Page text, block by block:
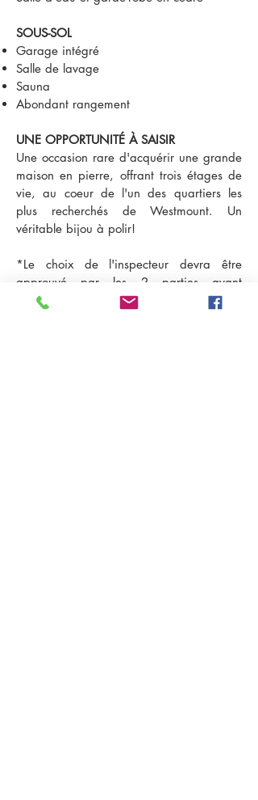
SOUS-SOL
Garage intégré
Salle de lavage
Sauna
Abondant rangement
UNE OPPORTUNITÉ À SAISIR
Une occasion rare d'acquérir une grande
maison en pierre, offrant trois étages de
vie, au coeur de l'un des quartiers les
plus recherchés de Westmount. Un
véritable bijou à polir!
*Le choix de l'inspecteur devra être
approuvé par les 2 parties avant
l'inspection.